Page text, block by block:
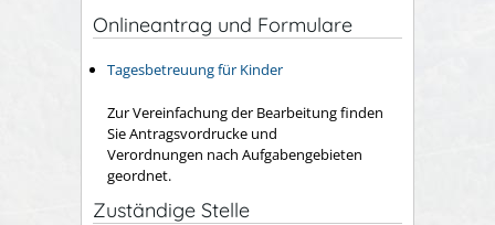
Onlineantrag und Formulare
Tagesbetreuung für Kinder
Zur Vereinfachung der Bearbeitung finden
Sie Antragsvordrucke und
Verordnungen nach Aufgabengebieten
geordnet.
Zuständige Stelle